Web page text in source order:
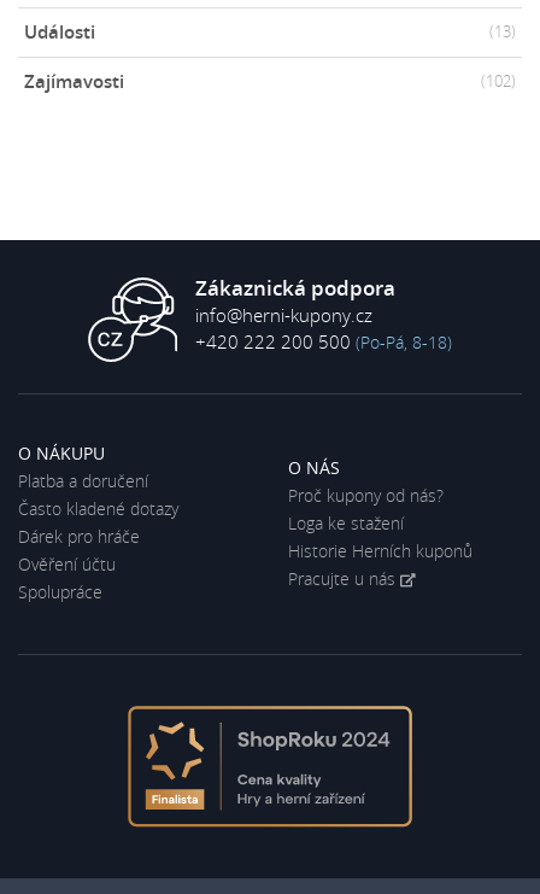
Události (13)
Zajímavosti (102)
Zákaznická podpora
info@herni-kupony.cz
+420 222 200 500 (Po-Pá, 8-18)
O NÁKUPU
Platba a doručení
Často kladené dotazy
Dárek pro hráče
Ověření účtu
Spolupráce
O NÁS
Proč kupony od nás?
Loga ke stažení
Historie Herních kuponů
Pracujte u nás